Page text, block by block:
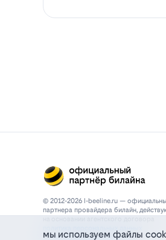
© 2012-2026 l-beeline.ru —
партнера провайдера билайн,
политика конфиденциальности
мы используем файлы